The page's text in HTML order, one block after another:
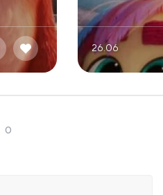
26.06
0